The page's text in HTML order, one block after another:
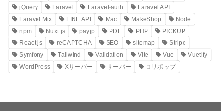
jQuery
Laravel Laravel-auth
Laravel API
Laravel Mix
LINE API Mac MakeShop
Node
npm
Nuxt.js payjp PDF PHP
PICKUP
React.js
reCAPTCHA SEO sitemap
Stripe
Symfony
Tailwind Validation Vite Vue
Vuetify
WordPress
Xサーバー サーバー ロリポップ